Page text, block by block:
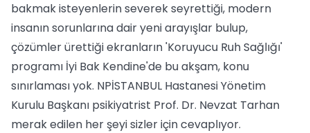
bakmak isteyenlerin severek seyrettiği, modern
insanın sorunlarına dair yeni arayışlar bulup,
çözümler ürettiği ekranların 'Koruyucu Ruh Sağlığı'
programı İyi Bak Kendine'de bu akşam, konu
sınırlaması yok. NPİSTANBUL Hastanesi Yönetim
Kurulu Başkanı psikiyatrist Prof. Dr. Nevzat Tarhan
merak edilen her şeyi sizler için cevaplıyor.